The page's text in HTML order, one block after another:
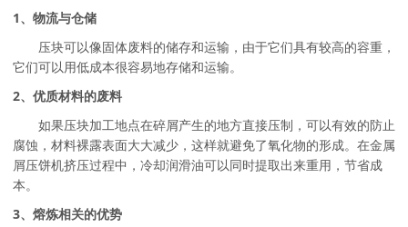
1、物流与仓储
压块可以像固体废料的储存和运输，由于它们具有较高的容重，
它们可以用低成本很容易地存储和运输。
2、优质材料的废料
如果压块加工地点在碎屑产生的地方直接压制，可以有效的防止
腐蚀，材料裸露表面大大减少，这样就避免了氧化物的形成。在金属
屑压饼机挤压过程中，冷却润滑油可以同时提取出来重用，节省成
本。
3、熔炼相关的优势